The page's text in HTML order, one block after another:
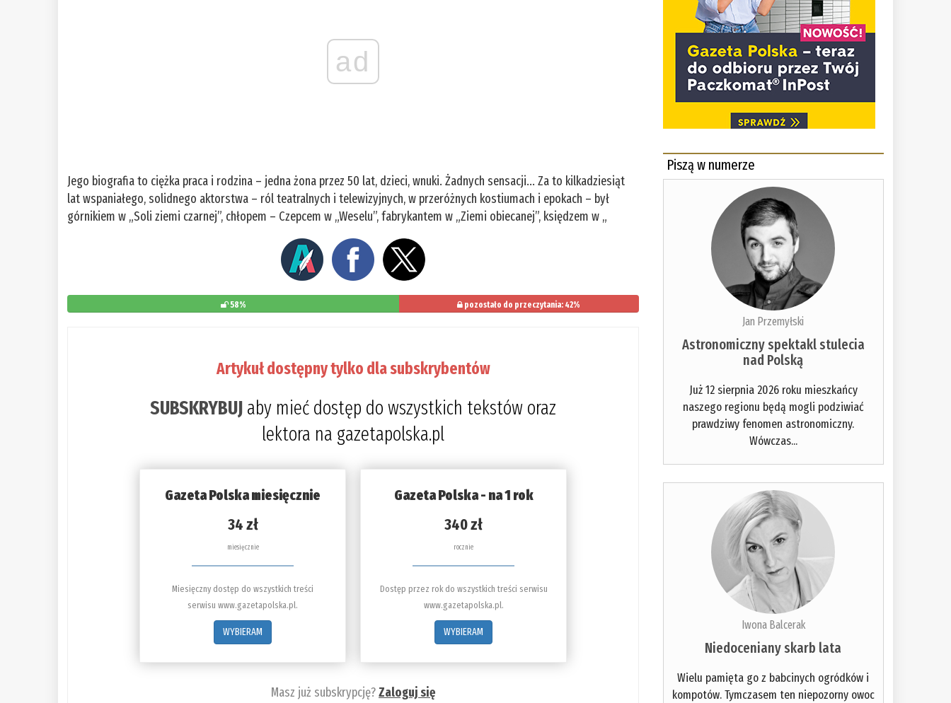
ad
Jego biografia to ciężka praca i rodzina – jedna żona przez 50 lat, dzieci, wnuki. Żadnych sensacji... Za to kilkadziesiąt
lat wspaniałego, solidnego aktorstwa – ról teatralnych i telewizyjnych, w przeróżnych kostiumach i epokach – był
górnikiem w „Soli ziemi czarnej”, chłopem – Czepcem w „Weselu”, fabrykantem w „Ziemi obiecanej”, księdzem w „
58% pozostało do przeczytania: 42%
Artykuł dostępny tylko dla subskrybentów
SUBSKRYBUJ aby mieć dostęp do wszystkich tekstów oraz
lektora na gazetapolska.pl
Gazeta Polska miesięcznie
34 zł
miesięcznie
Miesięczny dostęp do wszystkich treści
serwisu www.gazetapolska.pl.
WYBIERAM
Gazeta Polska - na 1 rok
340 zł
rocznie
Dostęp przez rok do wszystkich treści serwisu
www.gazetapolska.pl.
WYBIERAM
Masz już subskrypcję?Zaloguj się
Piszą w numerze
Jan Przemyłski
Astronomiczny spektakl stulecia
nad Polską
Już 12 sierpnia 2026 roku mieszkańcy
naszego regionu będą mogli podziwiać
prawdziwy fenomen astronomiczny.
Wówczas...
Iwona Balcerak
Niedoceniany skarb lata
Wielu pamięta go z babcinych ogródków i
kompotów. Tymczasem ten niepozorny owoc